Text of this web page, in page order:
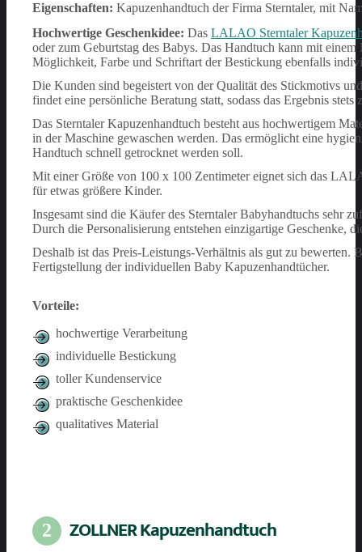
Eigenschaften: Kapuzenhandtuch der Firma Sterntaler, mit
Hochwertige Geschenkidee: Das LALAO Sterntaler
oder zum Geburtstag des Babys. Das Handtuch kann mit
Möglichkeit, Farbe und Schriftart der Bestickung ebenfalls
Die Kunden sind begeistert von der Qualität des Stickmotivs
findet eine persönliche Beratung statt, sodass das Ergebnis stets
Das Sterntaler Kapuzenhandtuch besteht aus hochwertigem
in der Maschine gewaschen werden. Das ermöglicht eine
Handtuch schnell getrocknet werden soll.
Mit einer Größe von 100 x 100 Zentimeter eignet sich das
für etwas größere Kinder.
Insgesamt sind die Käufer des Sterntaler Babyhandtuchs sehr
Durch die Personalisierung entstehen einzigartige Geschenke,
Deshalb ist das Preis-Leistungs-Verhältnis als gut zu
Fertigstellung der individuellen Baby Kapuzenhandtücher.
Vorteile:
hochwertige Verarbeitung
individuelle Bestickung
toller Kundenservice
praktische Geschenkidee
qualitatives Material
2 ZOLLNER Kapuzenhandtuch